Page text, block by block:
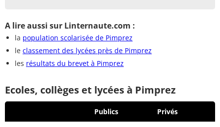
A lire aussi sur Linternaute.com :
la population scolarisée de Pimprez
le classement des lycées près de Pimprez
les résultats du brevet à Pimprez
Ecoles, collèges et lycées à Pimprez
Publics Privés